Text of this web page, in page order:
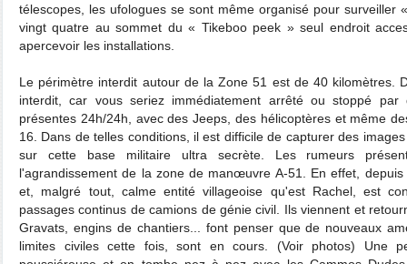
télescopes, les ufologues se sont même organisé pour surveiller
vingt quatre au sommet du « Tikeboo peek » seul endroit
apercevoir les installations.
Le périmètre interdit autour de la Zone 51 est de 40 kilomètres.
interdit, car vous seriez immédiatement arrêté ou stoppé par
présentes 24h/24h, avec des Jeeps, des hélicoptères et même
16. Dans de telles conditions, il est difficile de capturer des
sur cette base militaire ultra secrète. Les rumeurs
l'agrandissement de la zone de manœuvre A-51. En effet,
et, malgré tout, calme entité villageoise qu'est Rachel, est
passages continus de camions de génie civil. Ils viennent et
Gravats, engins de chantiers... font penser que de nouveaux
limites civiles cette fois, sont en cours. (Voir photos) Une